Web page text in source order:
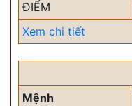
ĐIỂM
Xem chi tiết
Mệnh